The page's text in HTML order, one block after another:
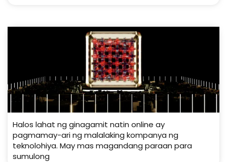
Halos lahat ng ginagamit natin online ay
pagmamay-ari ng malalaking kompanya ng
teknolohiya. May mas magandang paraan para
sumulong